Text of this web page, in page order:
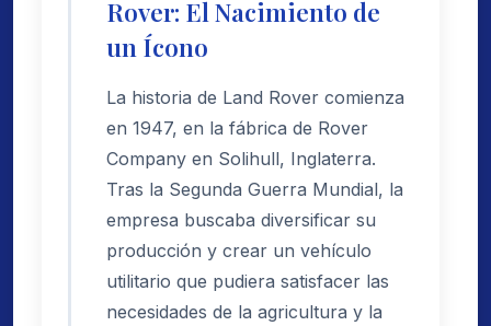
Rover: El Nacimiento de
un Ícono
La historia de Land Rover comienza
en 1947, en la fábrica de Rover
Company en Solihull, Inglaterra.
Tras la Segunda Guerra Mundial, la
empresa buscaba diversificar su
producción y crear un vehículo
utilitario que pudiera satisfacer las
necesidades de la agricultura y la